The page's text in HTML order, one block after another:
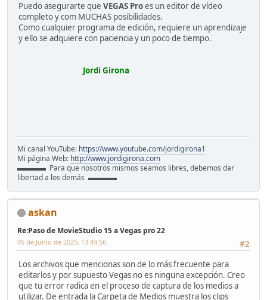
Puedo asegurarte que VEGAS Proes un editor de vídeo
completo y com MUCHAS posibilidades.
Como cualquier programa de edición, requiere un aprendizaje
y ello se adquiere con paciencia y un poco de tiempo.
Jordi Girona
Mi canal YouTube: https://www.youtube.com/jordigirona1
Mi página Web: http://www.jordigirona.com
▬▬▬▬ Para que nosotros mismos seamos libres, debemos dar
libertad a los demás ▬▬▬▬
askan
Re:Paso de MovieStudio 15 a Vegas pro 22
#2
05 de Junio de 2025, 13:44:56
Los archivos que mencionas son de lo más frecuente para
editarlos y por supuesto Vegas no es ninguna excepción. Creo
que tu error radica en el proceso de captura de los medios a
utilizar. De entrada la Carpeta de Medios muestra los clips